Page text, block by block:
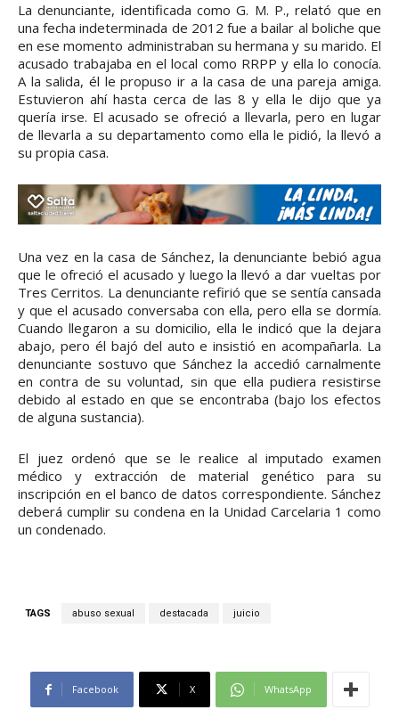
La denunciante, identificada como G. M. P., relató que en
una fecha indeterminada de 2012 fue a bailar al boliche que
en ese momento administraban su hermana y su marido. El
acusado trabajaba en el local como RRPP y ella lo conocía.
A la salida, él le propuso ir a la casa de una pareja amiga.
Estuvieron ahí hasta cerca de las 8 y ella le dijo que ya
quería irse. El acusado se ofreció a llevarla, pero en lugar
de llevarla a su departamento como ella le pidió, la llevó a
su propia casa.
Una vez en la casa de Sánchez, la denunciante bebió agua
que le ofreció el acusado y luego la llevó a dar vueltas por
Tres Cerritos. La denunciante refirió que se sentía cansada
y que el acusado conversaba con ella, pero ella se dormía.
Cuando llegaron a su domicilio, ella le indicó que la dejara
abajo, pero él bajó del auto e insistió en acompañarla. La
denunciante sostuvo que Sánchez la accedió carnalmente
en contra de su voluntad, sin que ella pudiera resistirse
debido al estado en que se encontraba (bajo los efectos
de alguna sustancia).
El juez ordenó que se le realice al imputado examen
médico y extracción de material genético para su
inscripción en el banco de datos correspondiente. Sánchez
deberá cumplir su condena en la Unidad Carcelaria 1 como
un condenado.
TAGS abuso sexual destacada juicio
Facebook X WhatsApp